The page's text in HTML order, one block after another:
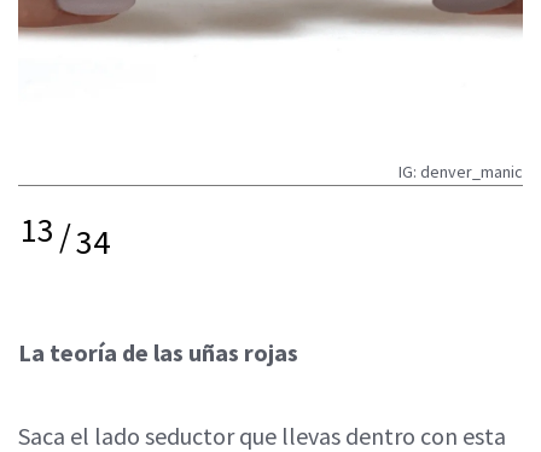
IG: denver_manic
13/34
La teoría de las uñas rojas
Saca el lado seductor que llevas dentro con esta